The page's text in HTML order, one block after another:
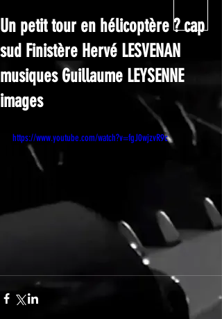
Un petit tour en hélicoptère ? cap
sud Finistère Hervé LESVENAN
musiques Guillaume LEYSENNE
images
https://www.youtube.com/watch?v=fgJ0wjzvR9c